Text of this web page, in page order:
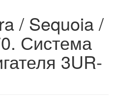
/ Sequoia /
Система
3UR-